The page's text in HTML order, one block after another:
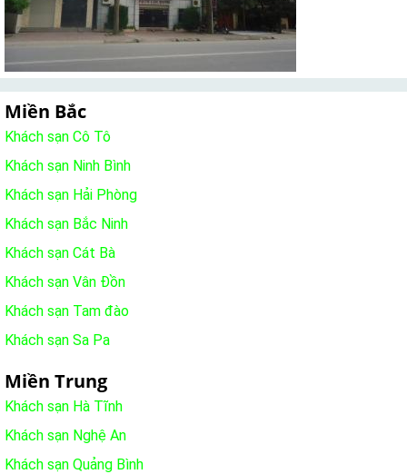
Miền Bắc
Khách sạn Cô Tô
Khách sạn Ninh Bình
Khách sạn Hải Phòng
Khách sạn Bắc Ninh
Khách sạn Cát Bà
Khách sạn Vân Đồn
Khách sạn Tam đào
Khách sạn Sa Pa
Miền Trung
Khách sạn Hà Tĩnh
Khách sạn Nghệ An
Khách sạn Quảng Bình